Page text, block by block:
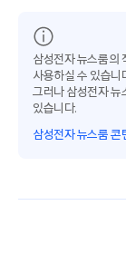
삼성전자 뉴스룸의
사용하실 수 있습니
그러나 삼성전자 뉴
있습니다.
삼성전자 뉴스룸 콘